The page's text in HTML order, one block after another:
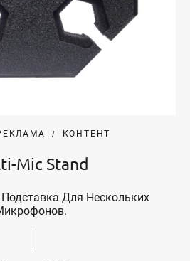
КОНТЕНТ
Mic Stand
Для Нескольких